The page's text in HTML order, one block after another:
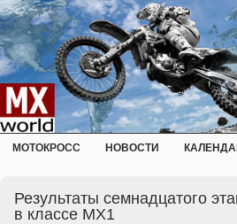
МОТОКРОСС НОВОСТИ
Результаты семнадцатого
в классе MX1